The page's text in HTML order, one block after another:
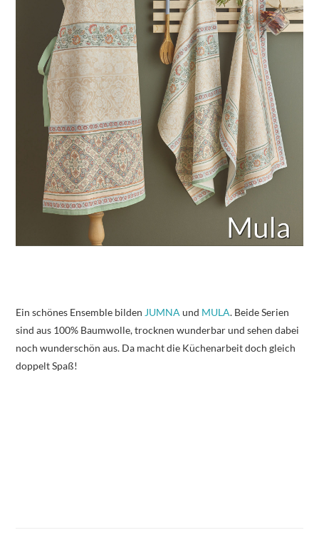
Ein schönes Ensemble bilden JUMNA und MULA. Beide Serien
sind aus 100% Baumwolle, trocknen wunderbar und sehen dabei
noch wunderschön aus. Da macht die Küchenarbeit doch gleich
doppelt Spaß!